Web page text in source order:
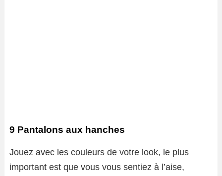
9 Pantalons aux hanches
Jouez avec les couleurs de votre look, le plus
important est que vous vous sentiez à l’aise,